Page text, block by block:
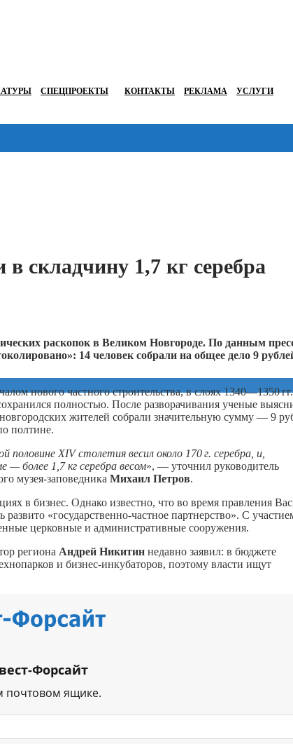
СПЕЦПРОЕКТЫ КОНТАКТЫ РЕКЛАМА УСЛУГИ
складчину 1,7 кг серебра
раскопок в Великом Новгороде. По данным
14 человек собрали на общее дело 9
нового частного строительства, в слоях 1340—1350 гг.
полностью. После разворачивания ученые
жителей собрали значительную сумму — 9
полтине.
половине XIV столетия весил около 170 г. серебра, и,
— более 1,7 кг серебра весом», — уточнил руководитель
музея-заповедника Михаил Петров.
в бизнес. Однако известно, что во время правления
«государственно-частное партнерство». С
церковные и административные сооружения.
региона Андрей Никитин недавно заявил: в бюджете
и бизнес-инкубаторов, поэтому власти ищут
Форсайт
почтовом ящике.